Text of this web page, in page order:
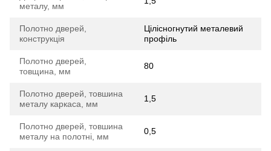
металу, мм
Полотно дверей,
конструкція
Цілісногнутий металевий
профіль
Полотно дверей,
товщина, мм
80
Полотно дверей, товшина
металу каркаса, мм
1,5
Полотно дверей, товшина
металу на полотні, мм
0,5